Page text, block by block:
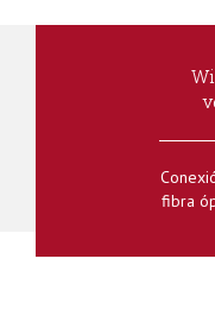
fibra